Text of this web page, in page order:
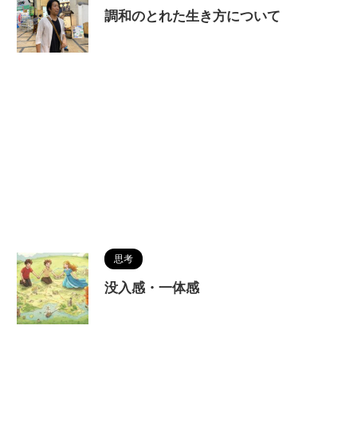
調和のとれた生き方について
思考
没入感・一体感